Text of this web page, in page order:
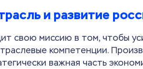
и развитие
свою миссию в том, чтобы
компетенции.
важная часть